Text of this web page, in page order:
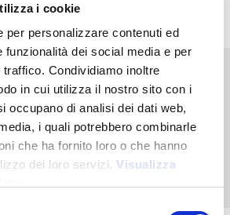
i cookie
per personalizzare contenuti ed
funzionalità dei social media e per
Condividiamo inoltre
in cui utilizza il nostro sito con i
occupano di analisi dei dati web,
i quali potrebbero combinarle
che ha fornito loro o che hanno
dei loro servizi. Visualizza
trouvé ce que vous cherchiez ?
obtenir de l'aide ou demandez votre
personnalisée
Nous contacter